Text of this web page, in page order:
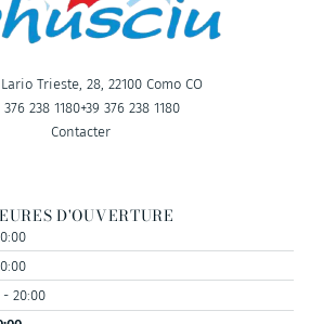
Trieste, 28, 22100 Como CO
376 238 1180+39 376 238 1180
Contacter
D'OUVERTURE
- 20:00